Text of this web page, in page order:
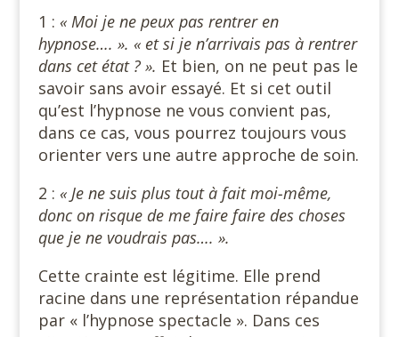
1 : « Moi je ne peux pas rentrer en
hypnose…. ». « et si je n’arrivais pas à rentrer
dans cet état ? ». Et bien, on ne peut pas le
savoir sans avoir essayé. Et si cet outil
qu’est l’hypnose ne vous convient pas,
dans ce cas, vous pourrez toujours vous
orienter vers une autre approche de soin.
2 : « Je ne suis plus tout à fait moi-même,
donc on risque de me faire faire des choses
que je ne voudrais pas…. ».
Cette crainte est légitime. Elle prend
racine dans une représentation répandue
par « l’hypnose spectacle ». Dans ces